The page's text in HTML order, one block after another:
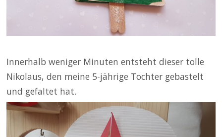
Innerhalb weniger Minuten entsteht dieser tolle
Nikolaus, den meine 5-jährige Tochter gebastelt
und gefaltet hat.